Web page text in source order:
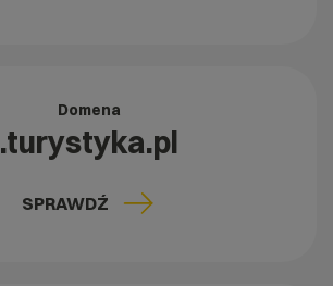
Domena
.turystyka.pl
SPRAWDŹ